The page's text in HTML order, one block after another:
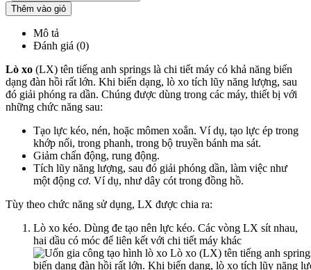
Thêm vào giỏ
Mô tả
Đánh giá (0)
Lò xo (LX) tên tiếng anh springs là chi tiết máy có khả năng biến
dạng đàn hồi rất lớn. Khi biến dạng, lò xo tích lũy năng lượng, sau
đó giải phóng ra dần. Chúng được dùng trong các máy, thiết bị với
những chức năng sau:
Tạo lực kéo, nén, hoặc mômen xoắn. Ví dụ, tạo lực ép trong
khớp nối, trong phanh, trong bộ truyền bánh ma sát.
Giảm chấn động, rung động.
Tích lũy năng lượng, sau đó giải phóng dần, làm việc như
một động cơ. Ví dụ, như dây cót trong đồng hồ.
Tùy theo chức năng sử dụng, LX được chia ra:
Lò xo kéo. Dùng đe tạo nên lực kéo. Các vòng LX sít nhau,
hai dầu có móc để liên kết với chi tiết máy khác